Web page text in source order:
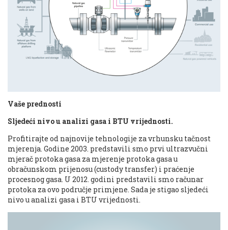
Vaše prednosti
Sljedeći nivo u analizi gasa i BTU vrijednosti.
Profitirajte od najnovije tehnologije za vrhunsku tačnost
mjerenja. Godine 2003. predstavili smo prvi ultrazvučni
mjerač protoka gasa za mjerenje protoka gasa u
obračunskom prijenosu (custody transfer) i praćenje
procesnog gasa. U 2012. godini predstavili smo računar
protoka za ovo područje primjene. Sada je stigao sljedeći
nivo u analizi gasa i BTU vrijednosti.